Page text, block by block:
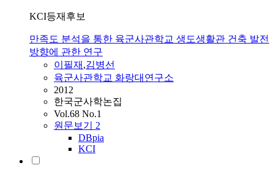
KCI등재후보
만족도 분석을 통한 육군사관학교 생도생활관 건축 발전
방향에 관한 연구
이필재 ,김병선
육군사관학교 화랑대연구소
2012
한국군사학논집
Vol.68 No.1
원문보기 2
DBpia
KCI